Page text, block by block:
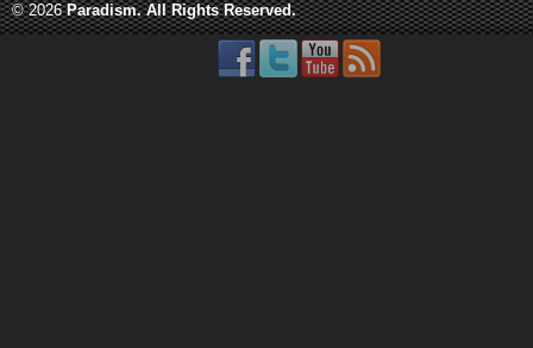
© 2026 Paradism. All Rights Reserved.